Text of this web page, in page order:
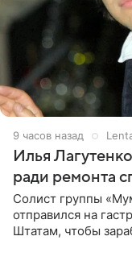
9 часов назад
Илья
ради ремонта
Солист группы
отправился на
Штатам, чтобы